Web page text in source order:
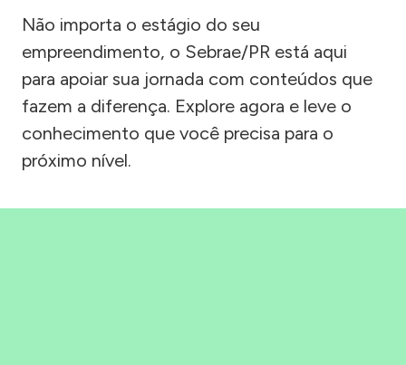
Não importa o estágio do seu
empreendimento, o Sebrae/PR está aqui
para apoiar sua jornada com conteúdos que
fazem a diferença. Explore agora e leve o
conhecimento que você precisa para o
próximo nível.